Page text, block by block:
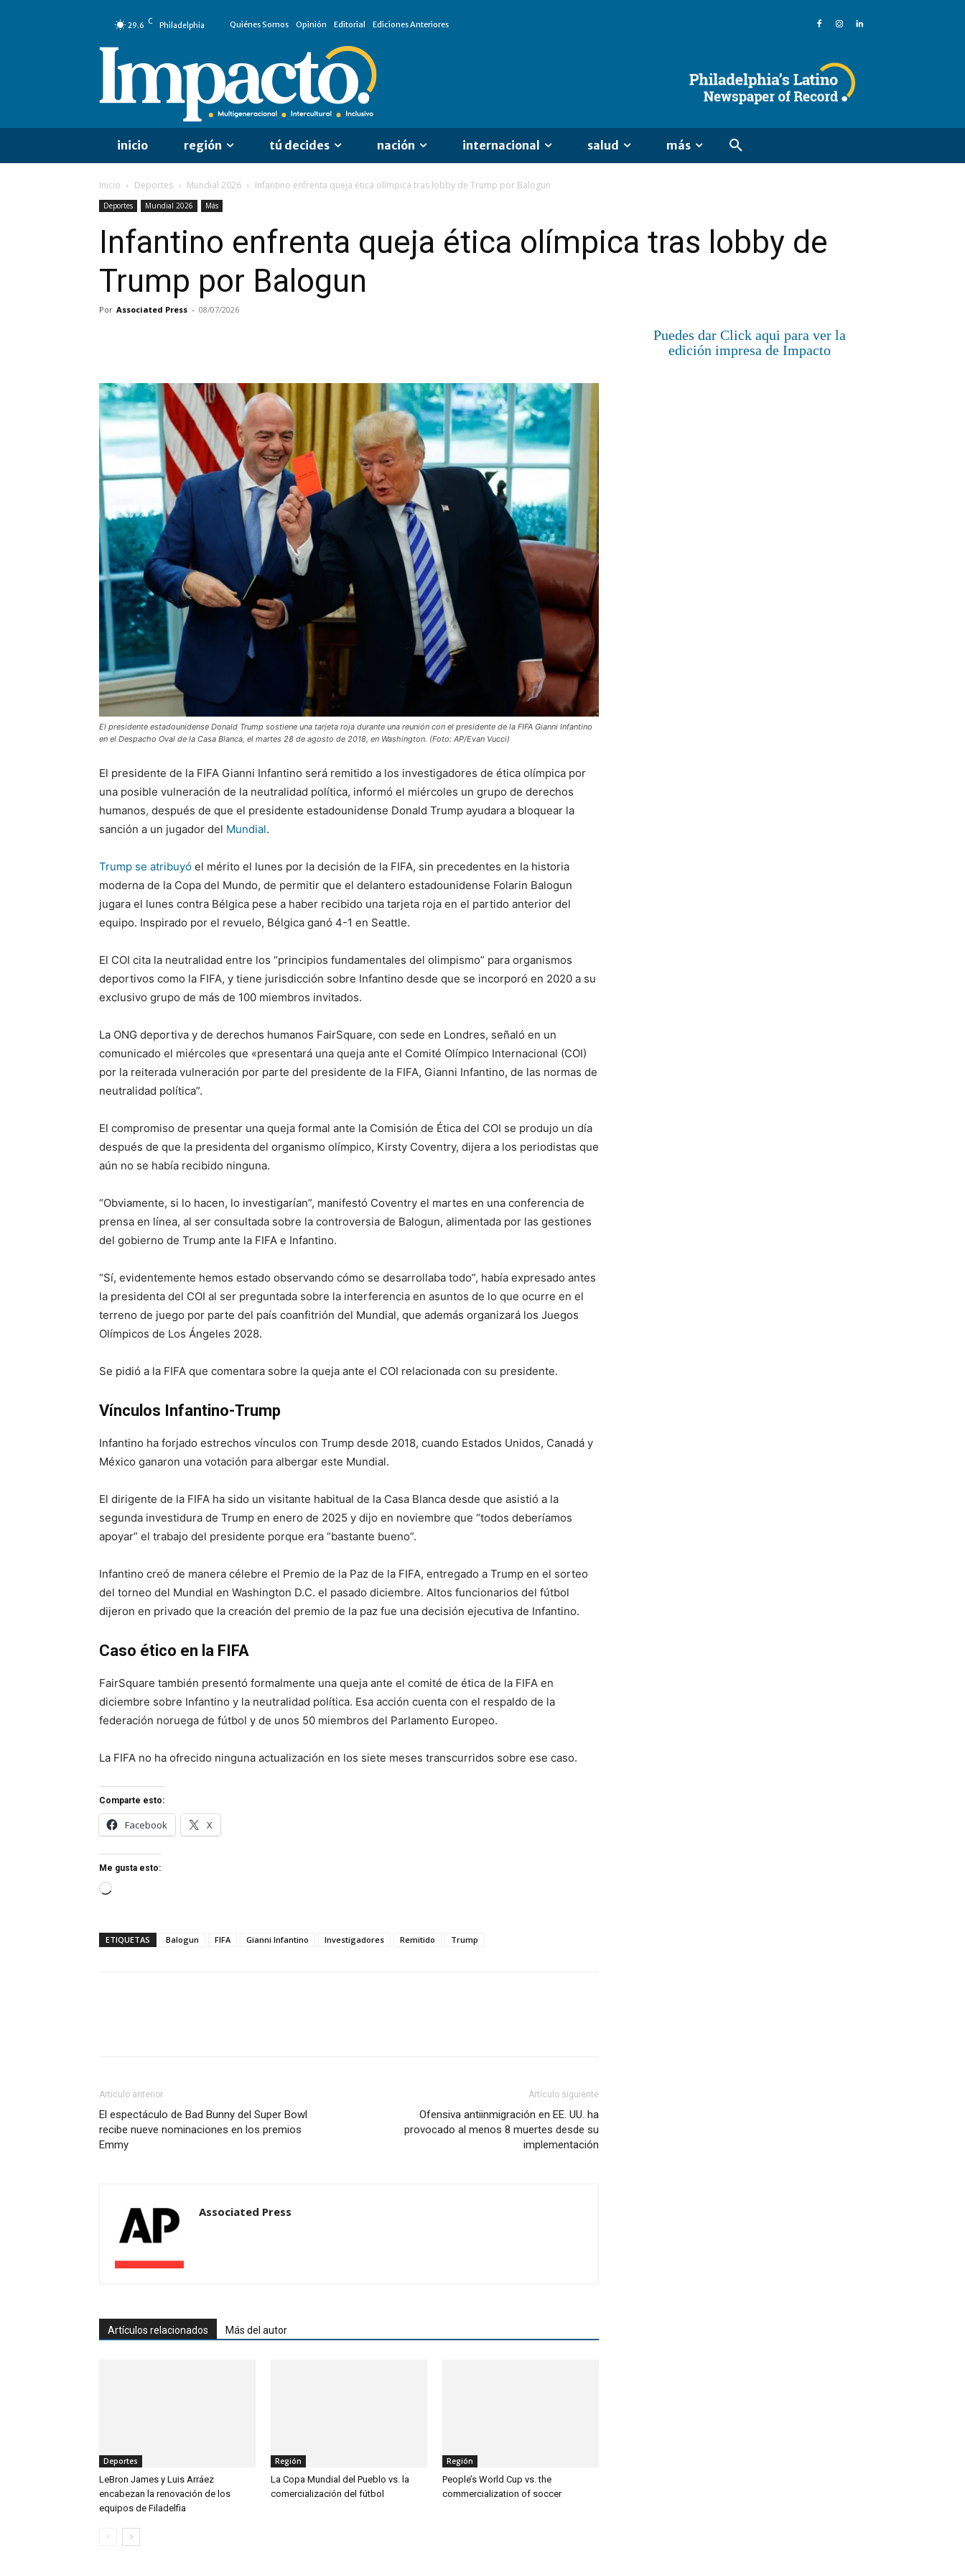
29.6 C Philadelphia Quiénes Somos Opinión Editorial Ediciones Anteriores
inicio región tú decides nación internacional salud más
Inicio Deportes Mundial 2026 Infantino enfrenta queja ética olímpica tras lobby de Trump por Balogun
Deportes Mundial 2026 Más
Infantino enfrenta queja ética olímpica tras lobby de
Trump por Balogun
Por Associated Press - 08/07/2026
El presidente estadounidense Donald Trump sostiene una tarjeta roja durante una reunión con el presidente de la FIFA Gianni Infantino
en el Despacho Oval de la Casa Blanca, el martes 28 de agosto de 2018, en Washington. (Foto: AP/Evan Vucci)
El presidente de la FIFA Gianni Infantino será remitido a los investigadores de ética olímpica por
una posible vulneración de la neutralidad política, informó el miércoles un grupo de derechos
humanos, después de que el presidente estadounidense Donald Trump ayudara a bloquear la
sanción a un jugador del Mundial.
Trump se atribuyó el mérito el lunes por la decisión de la FIFA, sin precedentes en la historia
moderna de la Copa del Mundo, de permitir que el delantero estadounidense Folarin Balogun
jugara el lunes contra Bélgica pese a haber recibido una tarjeta roja en el partido anterior del
equipo. Inspirado por el revuelo, Bélgica ganó 4-1 en Seattle.
El COI cita la neutralidad entre los “principios fundamentales del olimpismo” para organismos
deportivos como la FIFA, y tiene jurisdicción sobre Infantino desde que se incorporó en 2020 a su
exclusivo grupo de más de 100 miembros invitados.
La ONG deportiva y de derechos humanos FairSquare, con sede en Londres, señaló en un
comunicado el miércoles que «presentará una queja ante el Comité Olímpico Internacional (COI)
por la reiterada vulneración por parte del presidente de la FIFA, Gianni Infantino, de las normas de
neutralidad política”.
El compromiso de presentar una queja formal ante la Comisión de Ética del COI se produjo un día
después de que la presidenta del organismo olímpico, Kirsty Coventry, dijera a los periodistas que
aún no se había recibido ninguna.
“Obviamente, si lo hacen, lo investigarían”, manifestó Coventry el martes en una conferencia de
prensa en línea, al ser consultada sobre la controversia de Balogun, alimentada por las gestiones
del gobierno de Trump ante la FIFA e Infantino.
“Sí, evidentemente hemos estado observando cómo se desarrollaba todo”, había expresado antes
la presidenta del COI al ser preguntada sobre la interferencia en asuntos de lo que ocurre en el
terreno de juego por parte del país coanfitrión del Mundial, que además organizará los Juegos
Olímpicos de Los Ángeles 2028.
Se pidió a la FIFA que comentara sobre la queja ante el COI relacionada con su presidente.
Vínculos Infantino-Trump
Infantino ha forjado estrechos vínculos con Trump desde 2018, cuando Estados Unidos, Canadá y
México ganaron una votación para albergar este Mundial.
El dirigente de la FIFA ha sido un visitante habitual de la Casa Blanca desde que asistió a la
segunda investidura de Trump en enero de 2025 y dijo en noviembre que “todos deberíamos
apoyar” el trabajo del presidente porque era “bastante bueno”.
Infantino creó de manera célebre el Premio de la Paz de la FIFA, entregado a Trump en el sorteo
del torneo del Mundial en Washington D.C. el pasado diciembre. Altos funcionarios del fútbol
dijeron en privado que la creación del premio de la paz fue una decisión ejecutiva de Infantino.
Caso ético en la FIFA
FairSquare también presentó formalmente una queja ante el comité de ética de la FIFA en
diciembre sobre Infantino y la neutralidad política. Esa acción cuenta con el respaldo de la
federación noruega de fútbol y de unos 50 miembros del Parlamento Europeo.
La FIFA no ha ofrecido ninguna actualización en los siete meses transcurridos sobre ese caso.
Comparte esto:
Facebook X
Me gusta esto:
Cargando...
ETIQUETAS Balogun FIFA Gianni Infantino Investigadores Remitido Trump
Artículo anterior
El espectáculo de Bad Bunny del Super Bowl
recibe nueve nominaciones en los premios
Emmy
Artículo siguiente
Ofensiva antiinmigración en EE. UU. ha
provocado al menos 8 muertes desde su
implementación
Associated Press
Artículos relacionados Más del autor
Deportes
LeBron James y Luis Arráez
encabezan la renovación de los
equipos de Filadelfia
Región
La Copa Mundial del Pueblo vs. la
comercialización del fútbol
Región
People’s World Cup vs. the
commercialization of soccer
Puedes dar Click aqui para ver la
edición impresa de Impacto